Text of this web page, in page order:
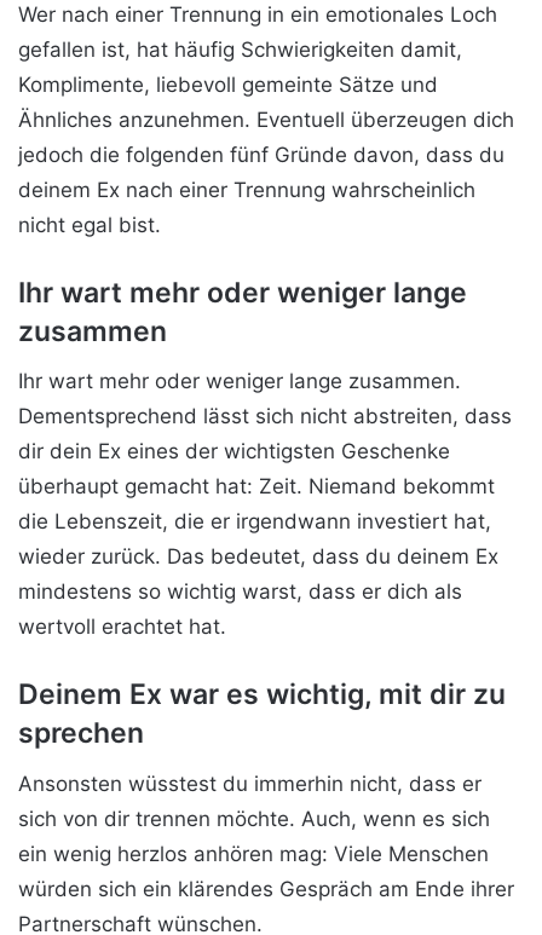
Wer nach einer Trennung in ein emotionales Loch
gefallen ist, hat häufig Schwierigkeiten damit,
Komplimente, liebevoll gemeinte Sätze und
Ähnliches anzunehmen. Eventuell überzeugen dich
jedoch die folgenden fünf Gründe davon, dass du
deinem Ex nach einer Trennung wahrscheinlich
nicht egal bist.
Ihr wart mehr oder weniger lange
zusammen
Ihr wart mehr oder weniger lange zusammen.
Dementsprechend lässt sich nicht abstreiten, dass
dir dein Ex eines der wichtigsten Geschenke
überhaupt gemacht hat: Zeit. Niemand bekommt
die Lebenszeit, die er irgendwann investiert hat,
wieder zurück. Das bedeutet, dass du deinem Ex
mindestens so wichtig warst, dass er dich als
wertvoll erachtet hat.
Deinem Ex war es wichtig, mit dir zu
sprechen
Ansonsten wüsstest du immerhin nicht, dass er
sich von dir trennen möchte. Auch, wenn es sich
ein wenig herzlos anhören mag: Viele Menschen
würden sich ein klärendes Gespräch am Ende ihrer
Partnerschaft wünschen.